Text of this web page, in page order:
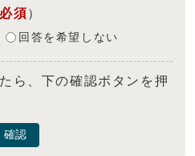
必須）
回答を希望しない
ら、下の確認ボタンを押
確認